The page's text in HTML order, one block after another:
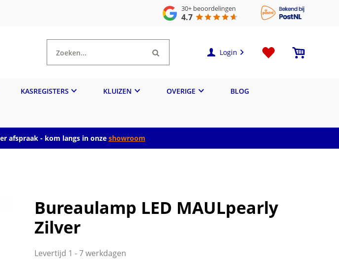
30+ beoordelingen
4.7
Zoeken... Login
KASREGISTERS KLUIZEN OVERIGE BLOG
afspraak - kom langs in onze showroom
Bureaulamp LED MAULpearly
Zilver
Levertijd 1 - 7 werkdagen